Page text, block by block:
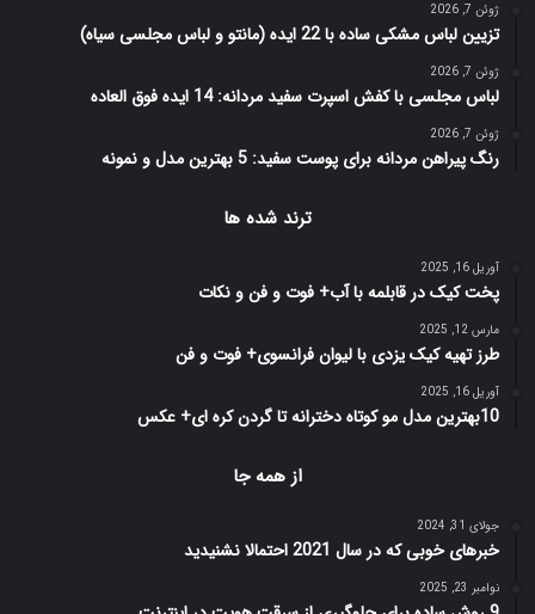
ژوئن 7, 2026
تزیین لباس مشکی ساده با 22 ایده (مانتو و لباس مجلسی سیاه)
ژوئن 7, 2026
لباس مجلسی با کفش اسپرت سفید مردانه: 14 ایده فوق العاده
ژوئن 7, 2026
رنگ پیراهن مردانه برای پوست سفید: 5 بهترین مدل و نمونه
ترند شده ها
آوریل 16, 2025
پخت کیک در قابلمه با آب+ فوت و فن و نکات
مارس 12, 2025
طرز تهیه کیک یزدی با لیوان فرانسوی+ فوت و فن
آوریل 16, 2025
10بهترین مدل مو کوتاه دخترانه تا گردن کره ای+ عکس
از همه جا
جولای 31, 2024
خبرهای خوبی که در سال 2021 احتمالا نشنیدید
نوامبر 23, 2025